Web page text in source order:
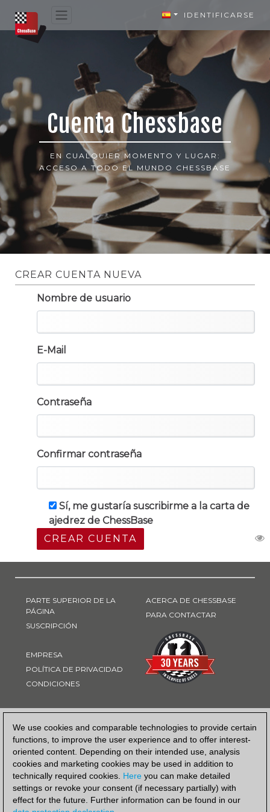
We use cookies and comparable technologies to provide certain
functions, to improve the user experience and to offer interest-
oriented content. Depending on their intended use, analysis
cookies and marketing cookies may be used in addition to
technically required cookies. Here you can make detailed
settings or revoke your consent (if necessary partially) with
effect for the future. Further information can be found in our
IDENTIFICARSE
Cuenta Chessbase
EN CUALQUIER MOMENTO Y LUGAR:
ACCESO A TODO EL MUNDO CHESSBASE
CREAR CUENTA NUEVA
Nombre de usuario
E-Mail
Contraseña
Confirmar contraseña
Sí, me gustaría suscribirme a la carta de
ajedrez de ChessBase
CREAR CUENTA
PARTE SUPERIOR DE LA
PÁGINA
SUSCRIPCIÓN
EMPRESA
POLÍTICA DE PRIVACIDAD
CONDICIONES
ACERCA DE CHESSBASE
PARA CONTACTAR
FORMA DE PAGO